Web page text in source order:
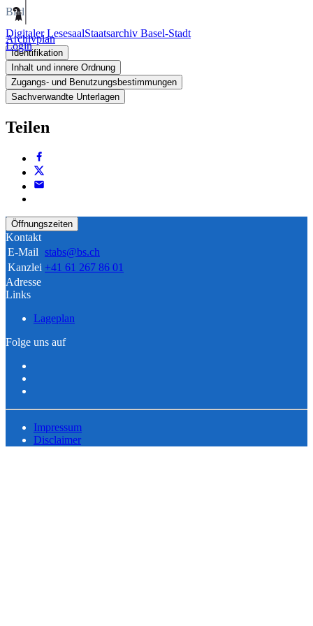
Digitaler LesesaalStaatsarchiv Basel-Stadt
Login
Bild
Archivplan
Identifikation
Inhalt und innere Ordnung
Zugangs- und Benutzungsbestimmungen
Sachverwandte Unterlagen
Teilen
Öffnungszeiten
Kontakt
E-Mail stabs@bs.ch
Kanzlei +41 61 267 86 01
Adresse
Links
Lageplan
Folge uns auf
Impressum
Disclaimer